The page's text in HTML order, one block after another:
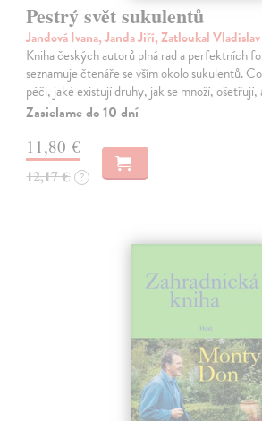
Pestrý svět sukulentů
Jandová Ivana, Janda Jiří, Zatloukal Vladislav
Kniha českých autorů plná rad a perfektních
seznamuje čtenáře se vším okolo sukulentů.
péči, jaké existují druhy, jak se množí, ošetřují,
Zasielame do 10 dní
11,80 €
12,17 € ?